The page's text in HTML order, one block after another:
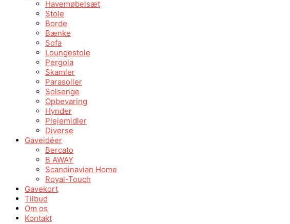
Havemøbelsæt
Stole
Borde
Bænke
Sofa
Loungestole
Pergola
Skamler
Parasoller
Solsenge
Opbevaring
Hynder
Plejemidler
Diverse
Gaveidéer
Bercato
B AWAY
Scandinavian Home
Royal-Touch
Gavekort
Tilbud
Om os
Kontakt